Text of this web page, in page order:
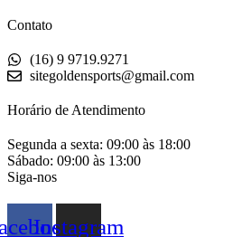
Contato
(16) 9 9719.9271
sitegoldensports@gmail.com
Horário de Atendimento
Segunda a sexta: 09:00 às 18:00
Sábado: 09:00 às 13:00
Siga-nos
Instagram